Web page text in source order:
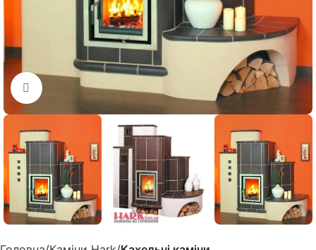
Клацніть, щоб збільшити